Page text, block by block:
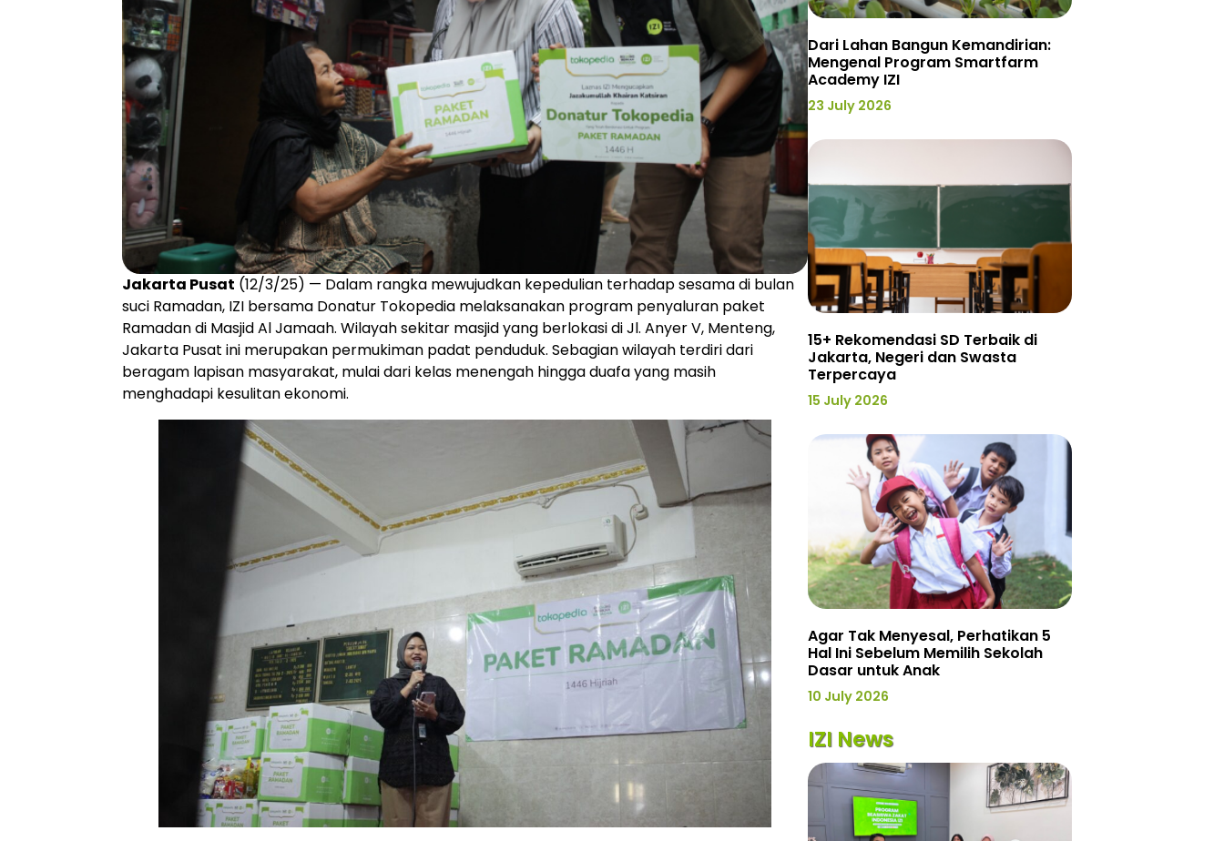
Jakarta Pusat (12/3/25) — Dalam rangka mewujudkan kepedulian terhadap sesama di bulan
suci Ramadan, IZI bersama Donatur Tokopedia melaksanakan program penyaluran paket
Ramadan di Masjid Al Jamaah. Wilayah sekitar masjid yang berlokasi di Jl. Anyer V, Menteng,
Jakarta Pusat ini merupakan permukiman padat penduduk. Sebagian wilayah terdiri dari
beragam lapisan masyarakat, mulai dari kelas menengah hingga duafa yang masih
menghadapi kesulitan ekonomi.
Dari Lahan Bangun Kemandirian:
Mengenal Program Smartfarm
Academy IZI
23 July 2026
15+ Rekomendasi SD Terbaik di
Jakarta, Negeri dan Swasta
Terpercaya
15 July 2026
Agar Tak Menyesal, Perhatikan 5
Hal Ini Sebelum Memilih Sekolah
Dasar untuk Anak
10 July 2026
IZI News